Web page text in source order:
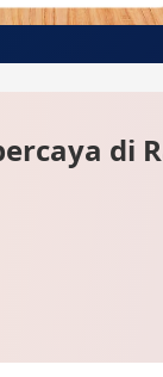
di